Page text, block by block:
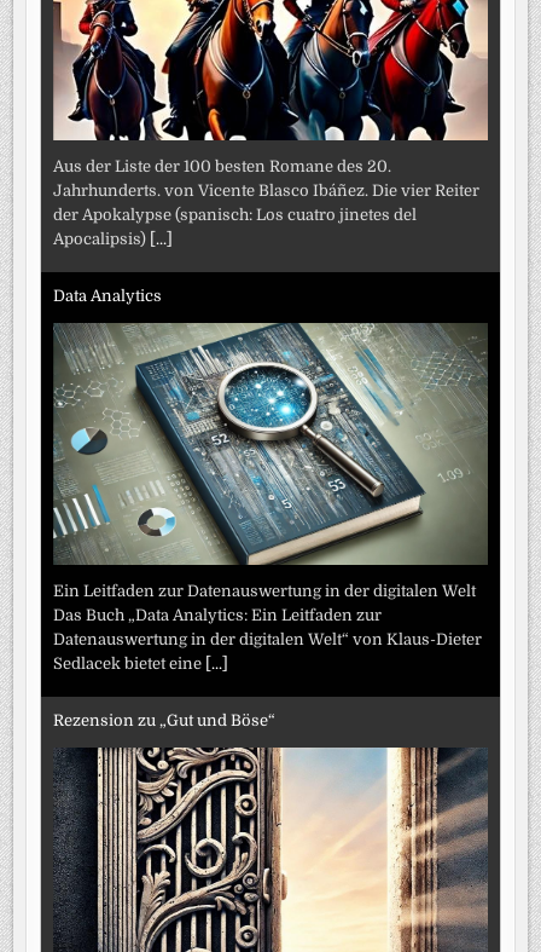
Aus der Liste der 100 besten Romane des 20.
Jahrhunderts. von Vicente Blasco Ibáñez. Die vier Reiter
der Apokalypse (spanisch: Los cuatro jinetes del
Apocalipsis) [...]
Data Analytics
Ein Leitfaden zur Datenauswertung in der digitalen Welt
Das Buch „Data Analytics: Ein Leitfaden zur
Datenauswertung in der digitalen Welt“ von Klaus-Dieter
Sedlacek bietet eine [...]
Rezension zu „Gut und Böse“